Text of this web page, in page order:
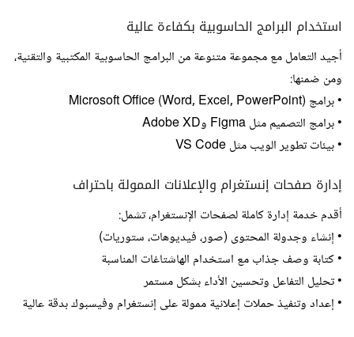
استخدام البرامج الحاسوبية بكفاءة عالية
أجيد التعامل مع مجموعة متنوعة من البرامج الحاسوبية المكتبية والتقنية،
ومن ضمنها:
• برامج Microsoft Office (Word, Excel, PowerPoint)
• برامج التصميم مثل Figma وAdobe XD
• بيئات تطوير الويب مثل VS Code
إدارة صفحات إنستغرام والإعلانات الممولة باحتراف
أقدم خدمة إدارة كاملة لصفحات الإنستغرام، تشمل:
• إنشاء وجدولة المحتوى (صور، فيديوهات، ستوريات)
• كتابة وصف جذاب مع استخدام الهاشتاغات المناسبة
• تحليل التفاعل وتحسين الأداء بشكل مستمر
• إعداد وتنفيذ حملات إعلانية ممولة على إنستغرام وفيسبوك بدقة عالية